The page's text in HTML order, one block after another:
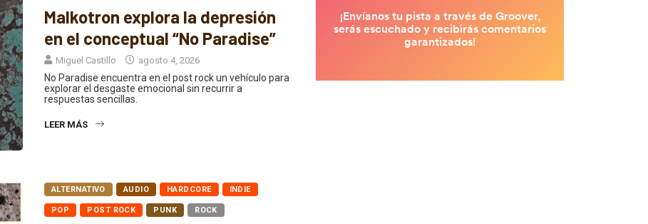
Malkotron explora la depresión
en el conceptual “No Paradise”
Miguel Castillo agosto 4, 2026
No Paradise encuentra en el post rock un vehículo para
explorar el desgaste emocional sin recurrir a
respuestas sencillas.
LEER MÁS
ALTERNATIVO AUDIO HARDCORE INDIE
POP POST ROCK PUNK ROCK